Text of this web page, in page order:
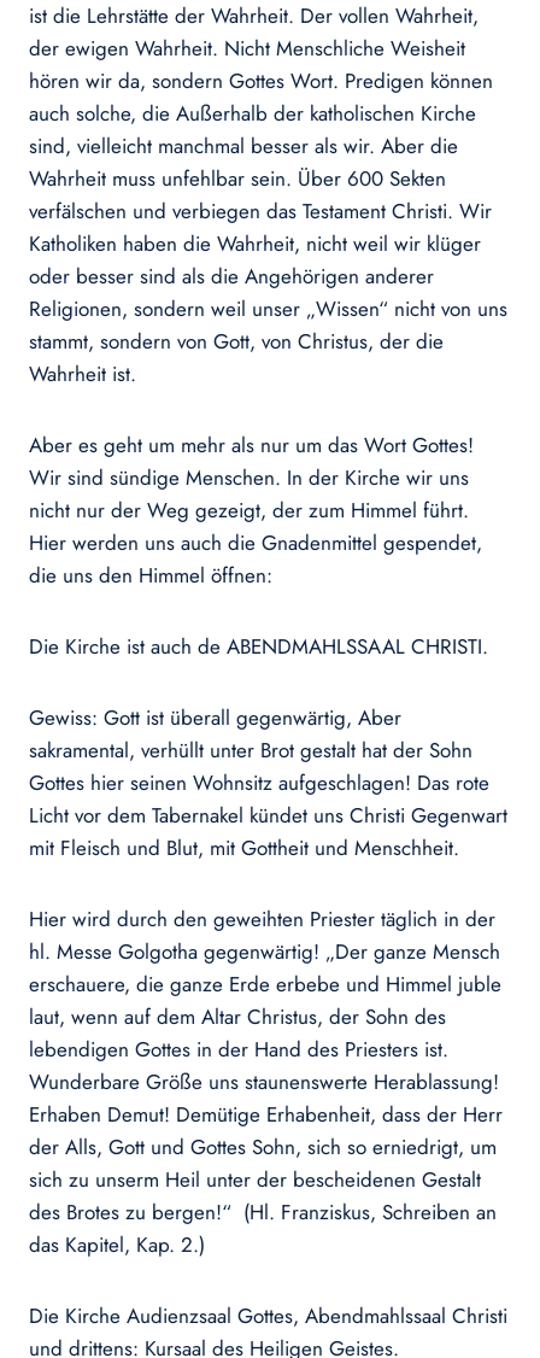
ist die Lehrstätte der Wahrheit. Der vollen Wahrheit,
der ewigen Wahrheit. Nicht Menschliche Weisheit
hören wir da, sondern Gottes Wort. Predigen können
auch solche, die Außerhalb der katholischen Kirche
sind, vielleicht manchmal besser als wir. Aber die
Wahrheit muss unfehlbar sein. Über 600 Sekten
verfälschen und verbiegen das Testament Christi. Wir
Katholiken haben die Wahrheit, nicht weil wir klüger
oder besser sind als die Angehörigen anderer
Religionen, sondern weil unser „Wissen“ nicht von uns
stammt, sondern von Gott, von Christus, der die
Wahrheit ist.
Aber es geht um mehr als nur um das Wort Gottes!
Wir sind sündige Menschen. In der Kirche wir uns
nicht nur der Weg gezeigt, der zum Himmel führt.
Hier werden uns auch die Gnadenmittel gespendet,
die uns den Himmel öffnen:
Die Kirche ist auch de ABENDMAHLSSAAL CHRISTI.
Gewiss: Gott ist überall gegenwärtig, Aber
sakramental, verhüllt unter Brot gestalt hat der Sohn
Gottes hier seinen Wohnsitz aufgeschlagen! Das rote
Licht vor dem Tabernakel kündet uns Christi Gegenwart
mit Fleisch und Blut, mit Gottheit und Menschheit.
Hier wird durch den geweihten Priester täglich in der
hl. Messe Golgotha gegenwärtig! „Der ganze Mensch
erschauere, die ganze Erde erbebe und Himmel juble
laut, wenn auf dem Altar Christus, der Sohn des
lebendigen Gottes in der Hand des Priesters ist.
Wunderbare Größe uns staunenswerte Herablassung!
Erhaben Demut! Demütige Erhabenheit, dass der Herr
der Alls, Gott und Gottes Sohn, sich so erniedrigt, um
sich zu unserm Heil unter der bescheidenen Gestalt
des Brotes zu bergen!“ (Hl. Franziskus, Schreiben an
das Kapitel, Kap. 2.)
Die Kirche Audienzsaal Gottes, Abendmahlssaal Christi
und drittens: Kursaal des Heiligen Geistes.